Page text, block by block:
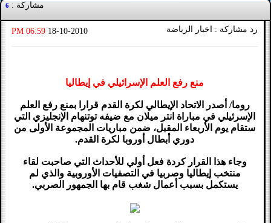
مشاركة : 6
رد مشاركة : اخبار الرياضة 18-10-2010
06:59 PM
منع رفع العلم الإسرائيلي في إيطاليا
روما/ أصدر الاتحاد الإيطالي لكرة القدم قرارا بمنع رفع العلم
الإسرئيلي في مباراة انتر ميلان مع ضيفه توتنهام الإنجليزي التي
ستقام يوم الأربعاء المقبل، ضمن مباريات المجموعة الأولى من
دوري أبطال أوروبا لكرة القدم.
وجاء هذا القرار كردة فعل أولي للأحداث التي صاحبت لقاء
منتخب إيطاليا وصربيا في التصفيات الأوروبية والذي لم
يستكمل بسبب أعمال شغب قام بها الجمهور الصربي.